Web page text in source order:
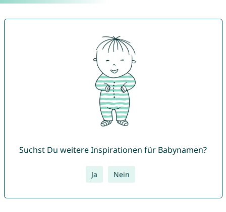
Suchst Du weitere Inspirationen für Babynamen?
Ja Nein